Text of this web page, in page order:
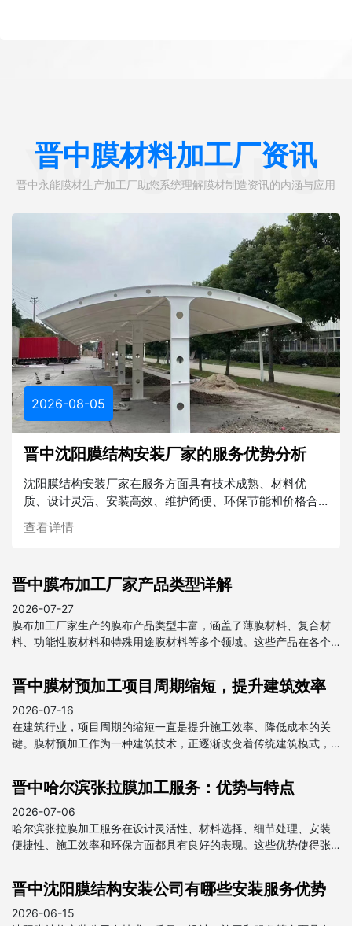
晋中膜材料加工厂资讯
晋中永能膜材生产加工厂助您系统理解膜材制造资讯的内涵与应用
Yongneng
2026-08-05
晋中沈阳膜结构安装厂家的服务优势分析
沈阳膜结构安装厂家在服务方面具有技术成熟、材料优
质、设计灵活、安装高效、维护简便、环保节能和价格合
理等多重优势。在未来的建筑行业中，膜结构将发挥越来
越重要的作用
查看详情
晋中膜布加工厂家产品类型详解
2026-07-27
膜布加工厂家生产的膜布产品类型丰富，涵盖了薄膜材料、复合材
料、功能性膜材料和特殊用途膜材料等多个领域。这些产品在各个
晋中膜材预加工项目周期缩短，提升建筑效率
2026-07-16
在建筑行业，项目周期的缩短一直是提升施工效率、降低成本的关
键。膜材预加工作为一种建筑技术，正逐渐改变着传统建筑模式，
晋中哈尔滨张拉膜加工服务：优势与特点
2026-07-06
哈尔滨张拉膜加工服务在设计灵活性、材料选择、细节处理、安装
便捷性、施工效率和环保方面都具有良好的表现。这些优势使得张
一部分。
晋中沈阳膜结构安装公司有哪些安装服务优势
2026-06-15